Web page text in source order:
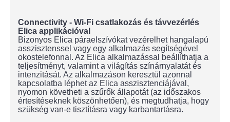
Connectivity - Wi-Fi csatlakozás és távvezérlés
Elica applikációval
Bizonyos Elica páraelszívókat vezérelhet hangalapú
asszisztenssel vagy egy alkalmazás segítségével
okostelefonnal. Az Elica alkalmazással beállíthatja a
teljesítményt, valamint a világítás színárnyalatát és
intenzitását. Az alkalmazáson keresztül azonnal
kapcsolatba léphet az Elica asszisztenciájával,
nyomon követheti a szűrők állapotát (az időszakos
értesítéseknek köszönhetően), és megtudhatja, hogy
szükség van-e tisztításra vagy karbantartásra.